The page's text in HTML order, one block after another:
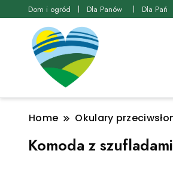
Dom i ogród Dla Panów Dla Pań
Home Okulary
Komoda z